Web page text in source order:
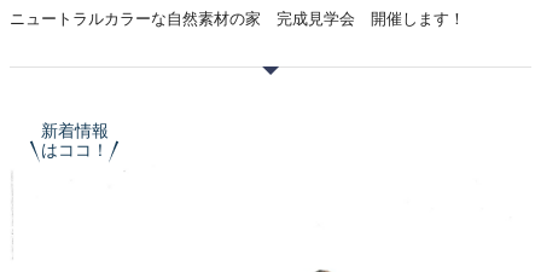
ニュートラルカラーな自然素材の家 完成見学会 開催します！
新着情報
はココ！